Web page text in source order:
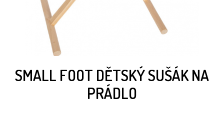
SMALL FOOT DĚTSKÝ SUŠÁK NA
PRÁDLO